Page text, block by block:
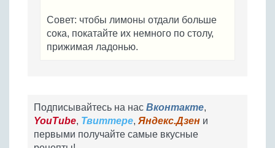
Совет: чтобы лимоны отдали больше
сока, покатайте их немного по столу,
прижимая ладонью.
Подписывайтесь на нас Вконтакте,
YouTube, Твиттере, Яндекс.Дзен и
первыми получайте самые вкусные